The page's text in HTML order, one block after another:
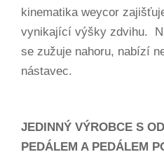
kinematika weycor
vynikající výšky zdvihu.
se zužuje nahoru, nabízí
nástavec.
JEDINNÝ VÝROBCE S
PEDÁLEM A PEDÁLEM